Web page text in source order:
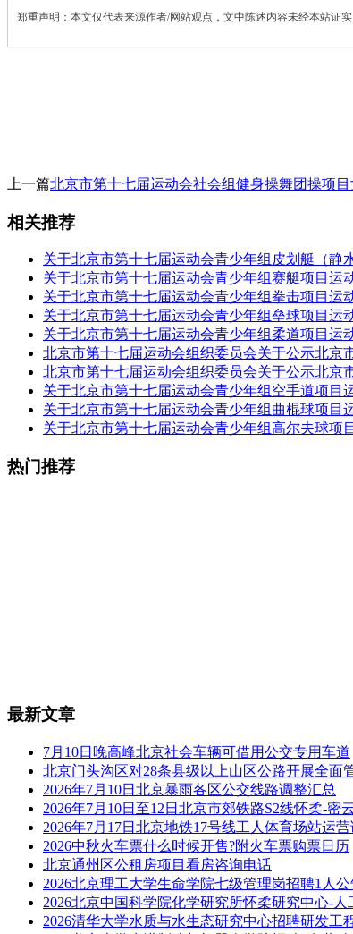
郑重声明：本文仅代表来源作者/网站观点，文中陈述内容未经本站证
上一篇北京市第十七届运动会社会组健身操舞团操项
相关推荐
关于北京市第十七届运动会青少年组皮划艇（静
关于北京市第十七届运动会青少年组赛艇项目运
关于北京市第十七届运动会青少年组拳击项目运
关于北京市第十七届运动会青少年组垒球项目运
关于北京市第十七届运动会青少年组柔道项目运
北京市第十七届运动会组织委员会关于公示北京
北京市第十七届运动会组织委员会关于公示北京
关于北京市第十七届运动会青少年组空手道项目
关于北京市第十七届运动会青少年组曲棍球项目
关于北京市第十七届运动会青少年组高尔夫球项
热门推荐
最新文章
7月10日晚高峰北京社会车辆可借用公交专用车道
北京门头沟区对28条县级以上山区公路开展全面
2026年7月10日北京暴雨各区公交线路调整汇总
2026年7月10日至12日北京市郊铁路S2线怀柔-密
2026年7月17日北京地铁17号线工人体育场站运
2026中秋火车票什么时候开售?附火车票购票日历
北京通州区公租房项目看房咨询电话
2026北京理工大学生命学院七级管理岗招聘1人
2026北京中国科学院化学研究所怀柔研究中心-
2026清华大学水质与水生态研究中心招聘研发工